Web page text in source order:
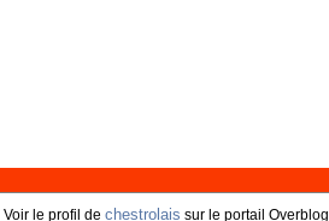
Voir le profil de chestrolais sur le portail Overblog